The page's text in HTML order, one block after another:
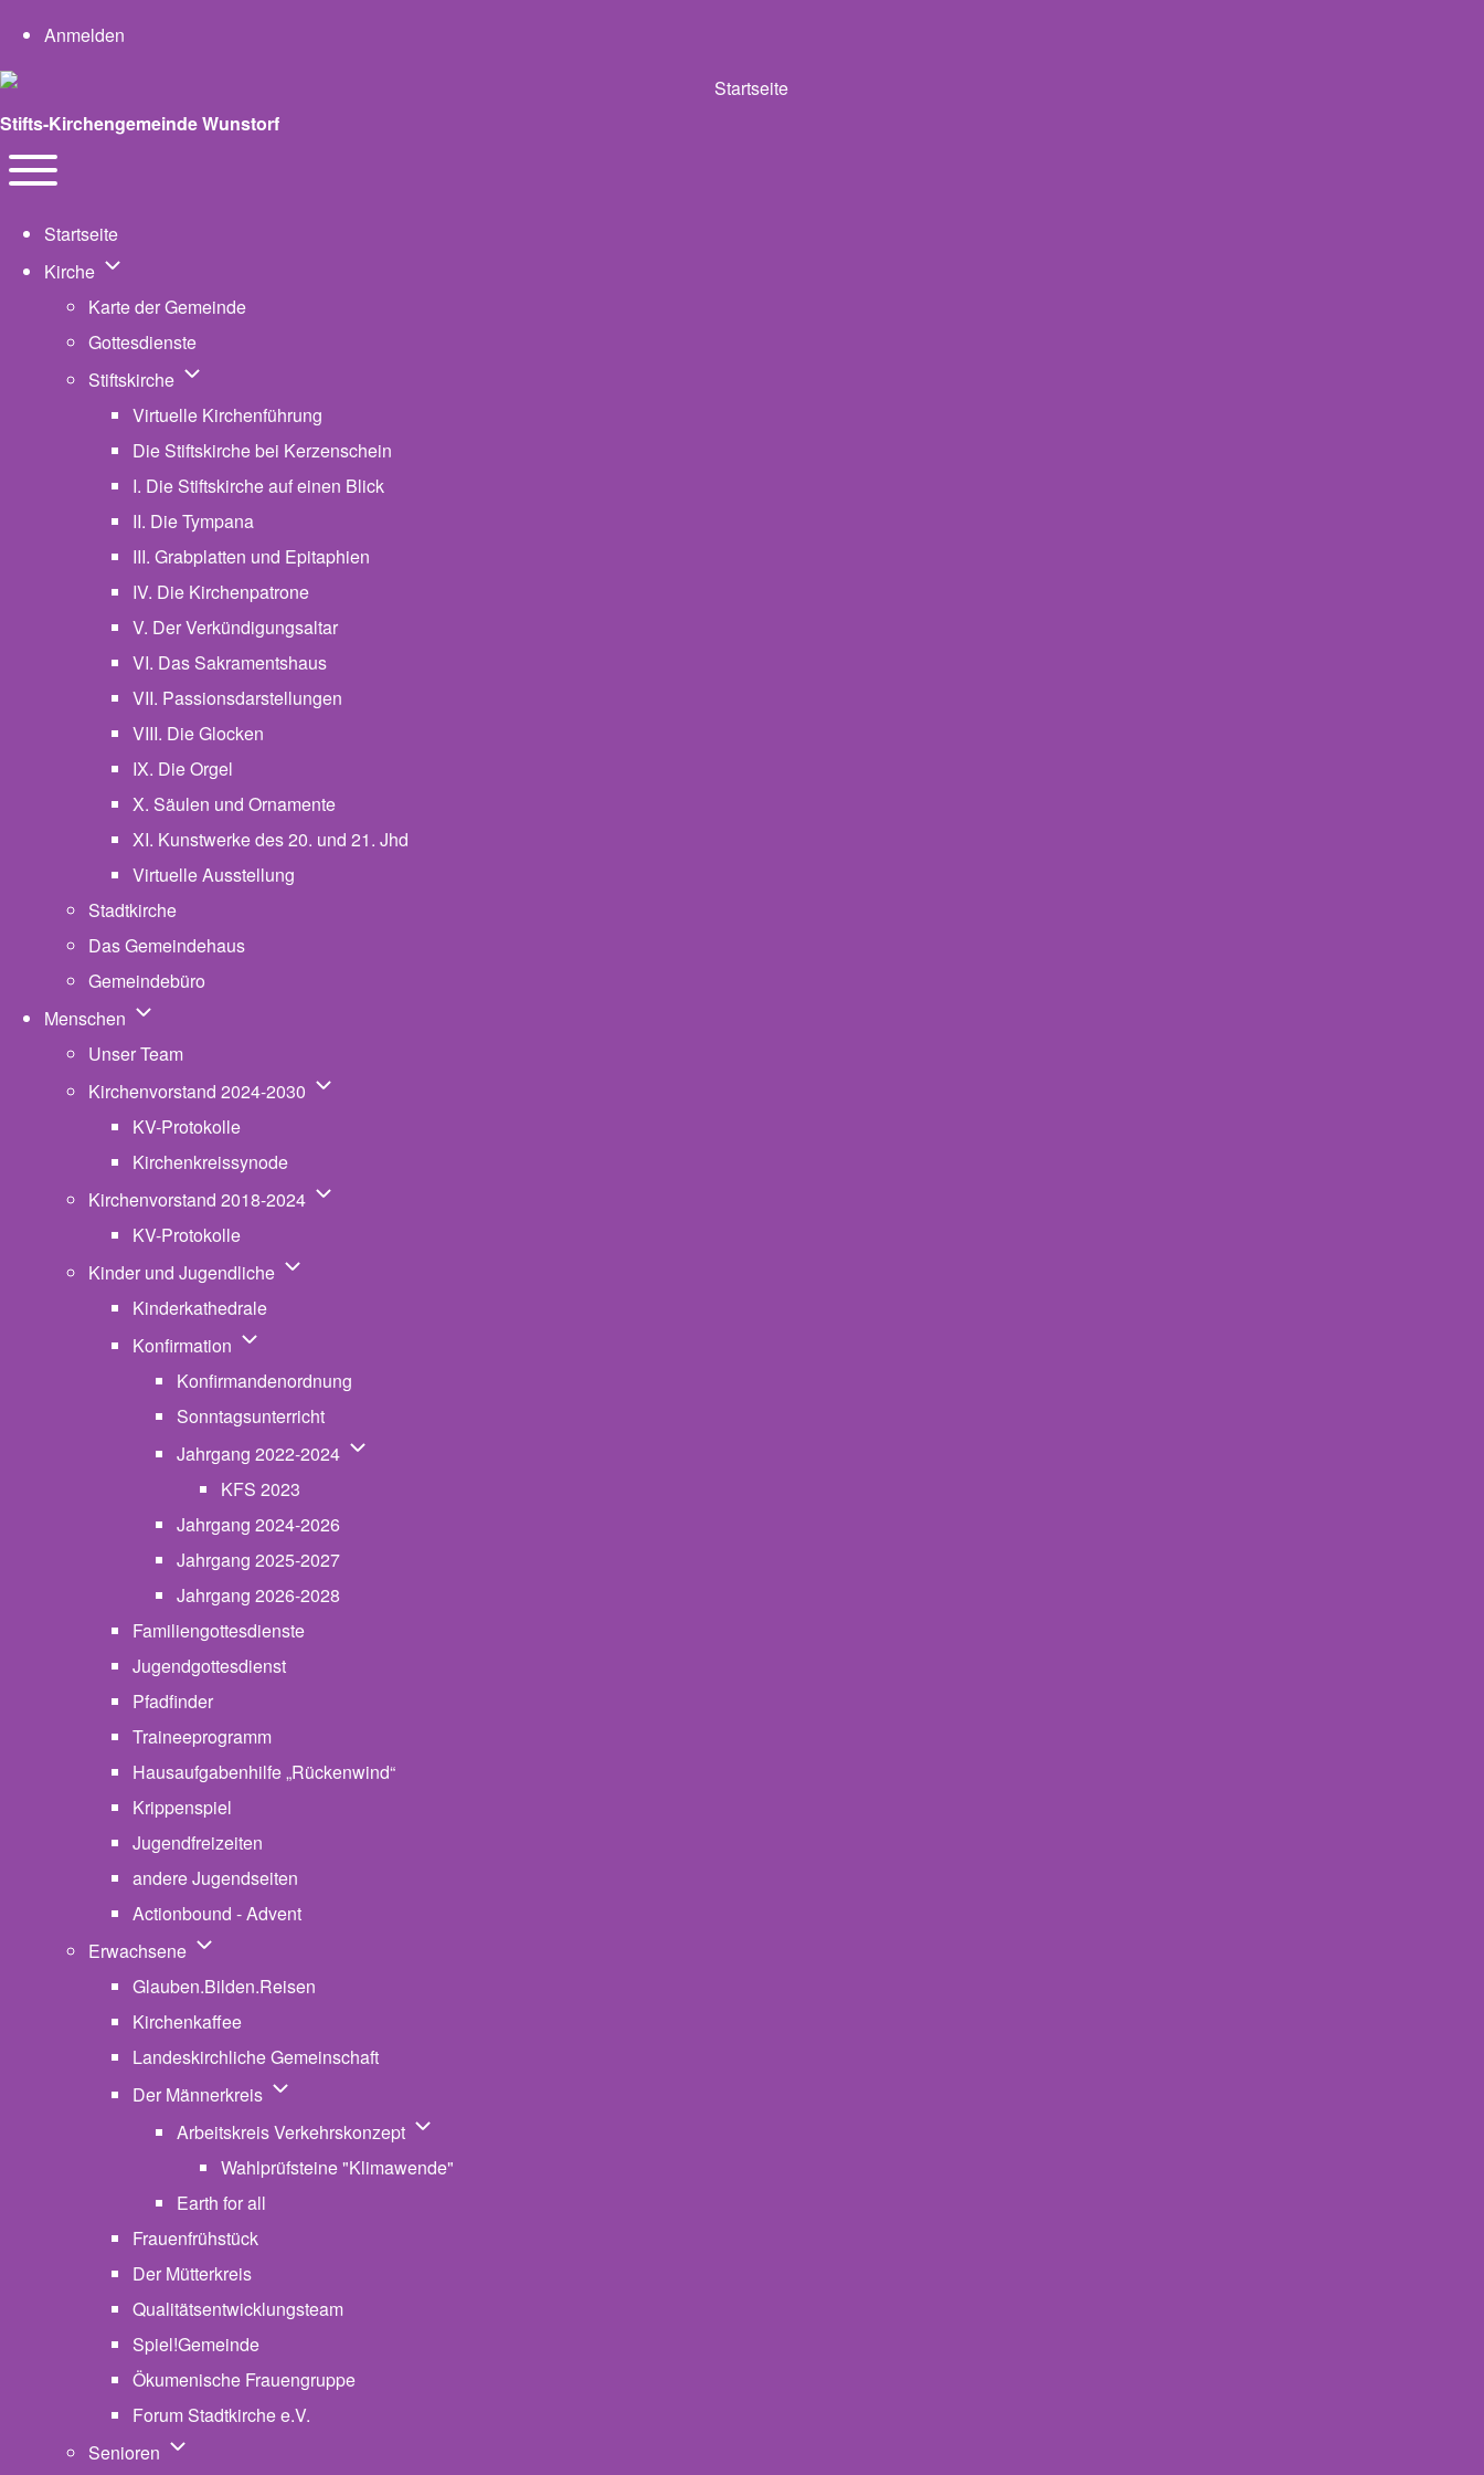
User account menu
Anmelden
Stifts-Kirchengemeinde Wunstorf
Navigation
Startseite
Kirche Unternavigation von Kirche
Karte der Gemeinde
Gottesdienste
Stiftskirche Unternavigation von Stiftskirche
Virtuelle Kirchenführung
Die Stiftskirche bei Kerzenschein
I. Die Stiftskirche auf einen Blick
II. Die Tympana
III. Grabplatten und Epitaphien
IV. Die Kirchenpatrone
V. Der Verkündigungsaltar
VI. Das Sakramentshaus
VII. Passionsdarstellungen
VIII. Die Glocken
IX. Die Orgel
X. Säulen und Ornamente
XI. Kunstwerke des 20. und 21. Jhd
Virtuelle Ausstellung
Stadtkirche
Das Gemeindehaus
Gemeindebüro
Menschen Unternavigation von Menschen
Unser Team
Kirchenvorstand 2024-2030 Unternavigation von Kirchenvorstand 2024-2030
KV-Protokolle
Kirchenkreissynode
Kirchenvorstand 2018-2024 Unternavigation von Kirchenvorstand 2018-2024
KV-Protokolle
Kinder und Jugendliche Unternavigation von Kinder und Jugendliche
Kinderkathedrale
Konfirmation Unternavigation von Konfirmation
Konfirmandenordnung
Sonntagsunterricht
Jahrgang 2022-2024 Unternavigation von Jahrgang 2022-2024
KFS 2023
Jahrgang 2024-2026
Jahrgang 2025-2027
Jahrgang 2026-2028
Familiengottesdienste
Jugendgottesdienst
Pfadfinder
Traineeprogramm
Hausaufgabenhilfe „Rückenwind“
Krippenspiel
Jugendfreizeiten
andere Jugendseiten
Actionbound - Advent
Erwachsene Unternavigation von Erwachsene
Glauben.Bilden.Reisen
Kirchenkaffee
Landeskirchliche Gemeinschaft
Der Männerkreis Unternavigation von Der Männerkreis
Arbeitskreis Verkehrskonzept Unternavigation von Arbeitskreis Verkehrskonzept
Wahlprüfsteine "Klimawende"
Earth for all
Frauenfrühstück
Der Mütterkreis
Qualitätsentwicklungsteam
Spiel!Gemeinde
Ökumenische Frauengruppe
Forum Stadtkirche e.V.
Senioren Unternavigation von Senioren